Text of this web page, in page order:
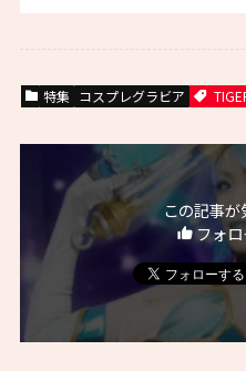
特集 コスプレグラビア
この記事が
フォロ